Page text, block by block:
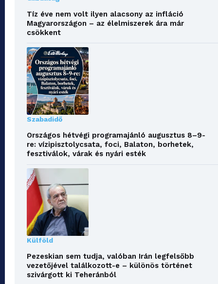
Tíz éve nem volt ilyen alacsony az infláció
Magyarországon – az élelmiszerek ára már
csökkent
Szabadidő
Országos hétvégi programajánló augusztus 8–9-
re: vízipisztolycsata, foci, Balaton, borhetek,
fesztiválok, várak és nyári esték
Külföld
Pezeskian sem tudja, valóban Irán legfelsőbb
vezetőjével találkozott-e – különös történet
szivárgott ki Teheránból